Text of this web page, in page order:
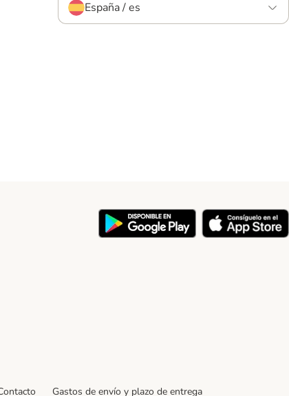
España / es
Gastos de envío y plazo de entrega